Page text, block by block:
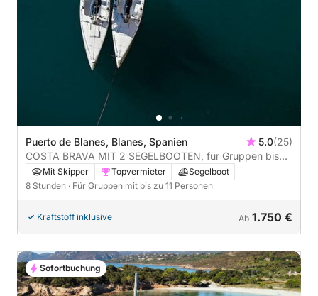
Puerto de Blanes, Blanes, Spanien 5.0(25)
COSTA BRAVA MIT 2 SEGELBOOTEN, für Gruppen bis
zu 22 Personen, 8 Stunden
Mit Skipper Topvermieter
Segelboot
8 Stunden · Für Gruppen mit bis zu 11 Personen
Kraftstoff inklusive Ab 1.750 €
Sofortbuchung